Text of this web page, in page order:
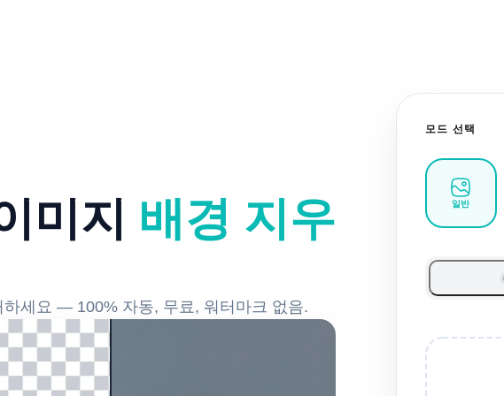
미지 배경 지우
하세요 — 100% 자동, 무료, 워터마크 없음.
모드 선택
일반